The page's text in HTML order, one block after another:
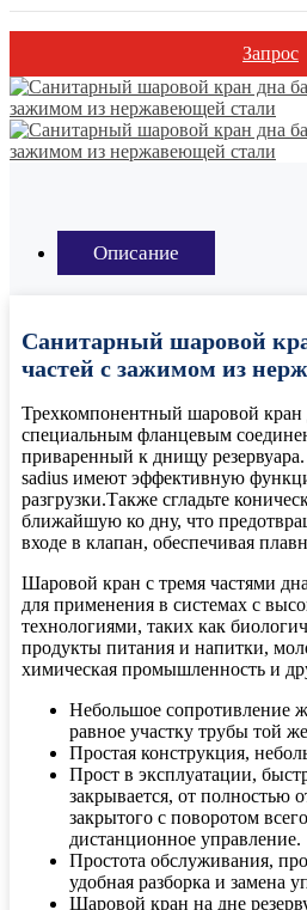
Запрос
Описание
Санитарный шаровой
частей с зажимом из
Трехкомпонентный шаровой кран
специальным фланцевым
приваренный к днищу
sadius имеют эффективную
разгрузки.Также сгладьте
ближайшую ко дну, что
входе в клапан, обеспечивая
Шаровой кран с тремя частями
для применения в системах с
технологиями, таких как
продукты питания и напитки,
химическая промышленность и
Небольшое сопротивление
равное участку трубы той
Простая конструкция,
Прост в эксплуатации,
закрывается, от полностью
закрытого с поворотом
дистанционное управление.
Простота обслуживания,
удобная разборка и замена
Шаровой кран на дне